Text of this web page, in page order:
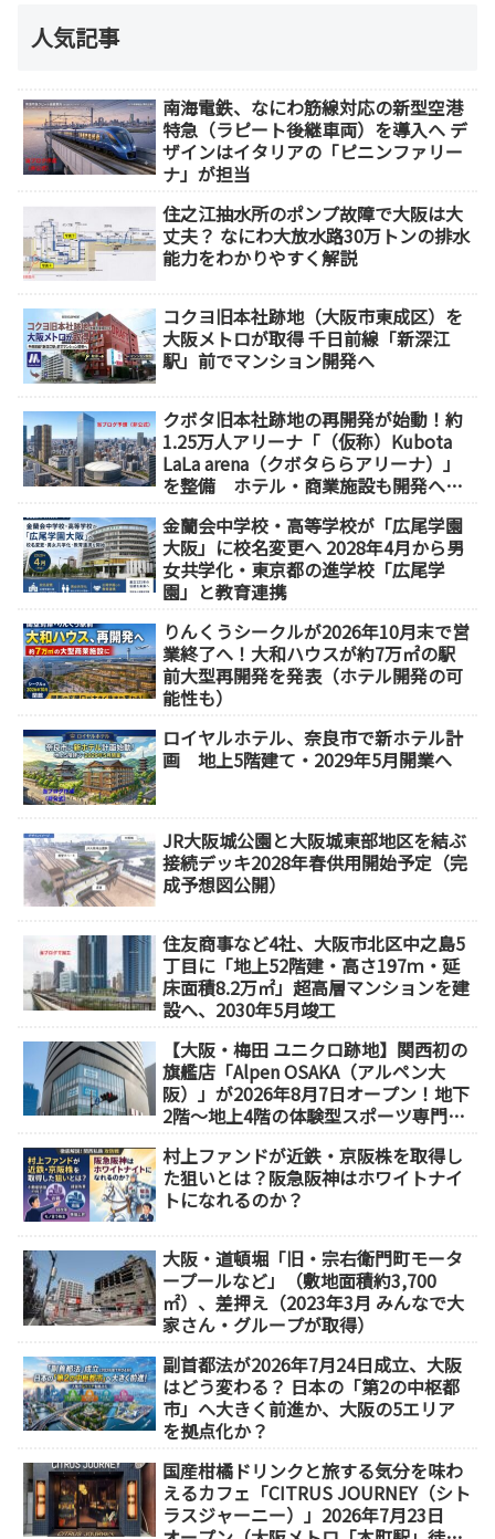
人気記事
南海電鉄、なにわ筋線対応の新型空港
特急（ラピート後継車両）を導入へ デ
ザインはイタリアの「ピニンファリー
ナ」が担当
住之江抽水所のポンプ故障で大阪は大
丈夫？ なにわ大放水路30万トンの排水
能力をわかりやすく解説
コクヨ旧本社跡地（大阪市東成区）を
大阪メトロが取得 千日前線「新深江
駅」前でマンション開発へ
クボタ旧本社跡地の再開発が始動！約
1.25万人アリーナ「（仮称）Kubota
LaLa arena（クボタららアリーナ）」
を整備 ホテル・商業施設も開発へ
金蘭会中学校・高等学校が「広尾学園
大阪」に校名変更へ 2028年4月から男
女共学化・東京都の進学校「広尾学
園」と教育連携
りんくうシークルが2026年10月末で営
業終了へ！大和ハウスが約7万㎡の駅
前大型再開発を発表（ホテル開発の可
能性も）
ロイヤルホテル、奈良市で新ホテル計
画 地上5階建て・2029年5月開業へ
JR大阪城公園と大阪城東部地区を結ぶ
接続デッキ2028年春供用開始予定（完
成予想図公開）
住友商事など4社、大阪市北区中之島5
丁目に「地上52階建・高さ197ｍ・延
床面積8.2万㎡」超高層マンションを建
設へ、2030年5月竣工
【大阪・梅田 ユニクロ跡地】関西初の
旗艦店「Alpen OSAKA（アルペン大
阪）」が2026年8月7日オープン！地下
2階～地上4階の体験型スポーツ専門店
村上ファンドが近鉄・京阪株を取得し
た狙いとは？阪急阪神はホワイトナイ
トになれるのか？
大阪・道頓堀「旧・宗右衛門町モータ
ープールなど」（敷地面積約3,700
㎡）、差押え（2023年3月 みんなで大
家さん・グループが取得）
副首都法が2026年7月24日成立、大阪
はどう変わる？ 日本の「第2の中枢都
市」へ大きく前進か、大阪の5エリア
を拠点化か？
国産柑橘ドリンクと旅する気分を味わ
えるカフェ「CITRUS JOURNEY（シト
ラスジャーニー）」2026年7月23日